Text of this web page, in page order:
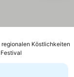
Köstlichkeiten